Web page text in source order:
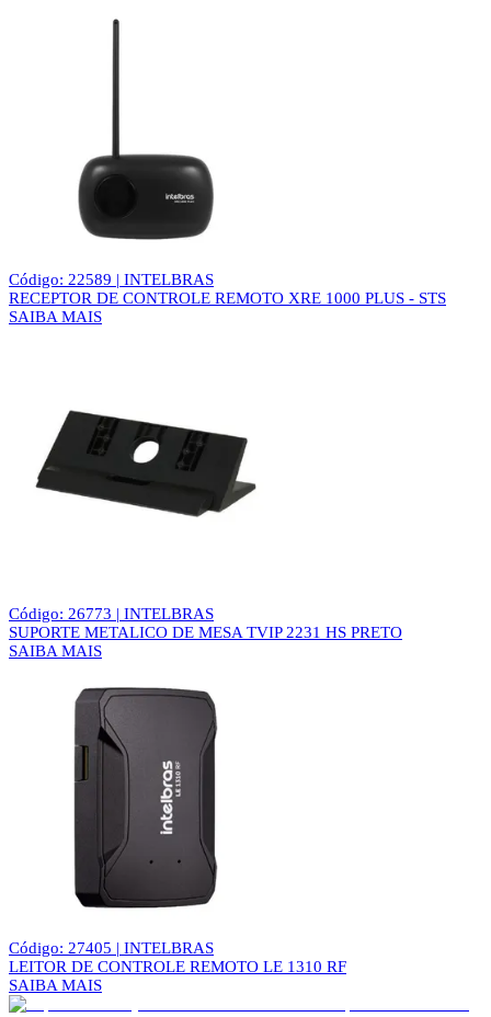
Código: 22589 | INTELBRAS
RECEPTOR DE CONTROLE REMOTO XRE 1000 PLUS - STS
SAIBA MAIS
Código: 26773 | INTELBRAS
SUPORTE METALICO DE MESA TVIP 2231 HS PRETO
SAIBA MAIS
Código: 27405 | INTELBRAS
LEITOR DE CONTROLE REMOTO LE 1310 RF
SAIBA MAIS